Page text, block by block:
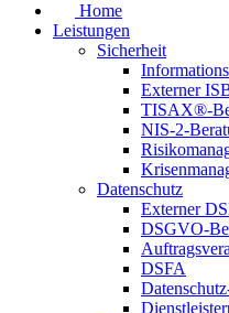
Home
Leistungen
Sicherheit
Externer
TISAX®-
NIS-2-
Datenschutz
Externer
DSGVO-
DSFA